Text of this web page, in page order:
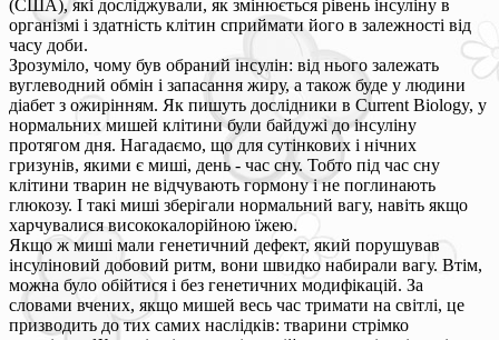
(США), які досліджували, як змінюється рівень інсуліну в
організмі і здатність клітин сприймати його в залежності від
часу доби.
Зрозуміло, чому був обраний інсулін: від нього залежать
вуглеводний обмін і запасання жиру, а також буде у людини
діабет з ожирінням. Як пишуть дослідники в Current Biology, у
нормальних мишей клітини були байдужі до інсуліну
протягом дня. Нагадаємо, що для сутінкових і нічних
гризунів, якими є миші, день - час сну. Тобто під час сну
клітини тварин не відчувають гормону і не поглинають
глюкозу. І такі миші зберігали нормальний вагу, навіть якщо
харчувалися висококалорійною їжею.
Якщо ж миші мали генетичний дефект, який порушував
інсуліновий добовий ритм, вони швидко набирали вагу. Втім,
можна було обійтися і без генетичних модифікацій. За
словами вчених, якщо мишей весь час тримати на світлі, це
призводить до тих самих наслідків: тварини стрімко